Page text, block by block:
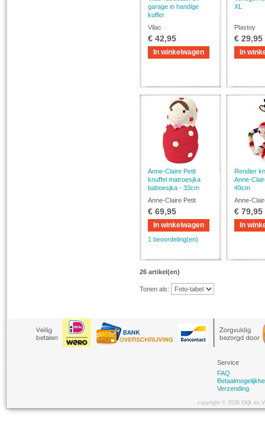
garage in handige
koffer
Vilac
€ 42,95
In winkelwagen
XL
Plastoy
€ 29,95
In
Anne-Claire Petit
knuffel matroesjka
baboesjka - 33cm
Anne-Claire Petit
€ 69,95
In winkelwagen
1 beoordeling(en)
Rendier
Anne-
49cm
Anne-
€ 79,95
In
26 artikel(en)
Tonen als:
Service
FAQ
Verzending
copyright © 2026 Olijk en